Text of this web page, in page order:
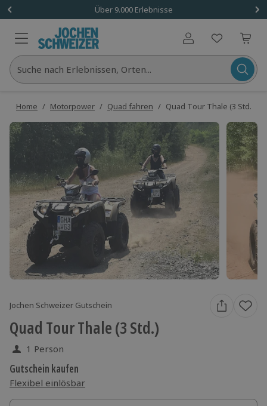
Über 9.000 Erlebnisse
Benutzerkonto
Suche nach Erlebnissen, Orten...
Home / Motorpower / Quad fahren / Quad Tour Thale (3 Std.)
Jochen Schweizer Gutschein
Quad Tour Thale (3 Std.)
1 Person
Gutschein kaufen
Flexibel einlösbar